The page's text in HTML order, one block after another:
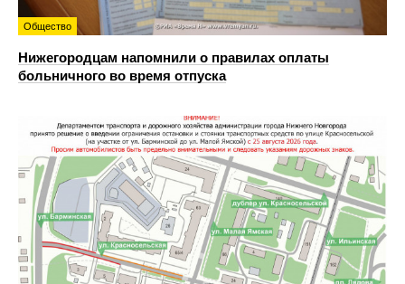
Общество
Нижегородцам напомнили о правилах оплаты
больничного во время отпуска